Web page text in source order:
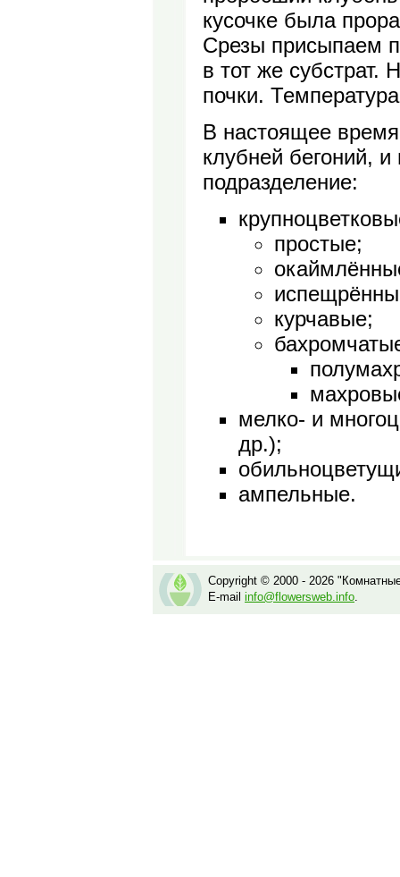
кусочке была
Срезы присыпаем
в тот же субстрат.
почки.
В настоящее
клубней бегоний,
подразделение:
простые;
курчавые;
мелко- и
др.);
ампельные.
Copyright © 2000 - 2026
E-mail info@flowersweb.info.